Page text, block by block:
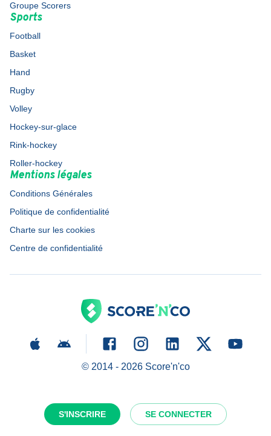
S'INSCRIRE SE CONNECTER
Groupe Scorers
Sports
Football
Basket
Hand
Rugby
Volley
Hockey-sur-glace
Rink-hockey
Roller-hockey
Mentions légales
Conditions Générales
Politique de confidentialité
Charte sur les cookies
Centre de confidentialité
© 2014 - 2026Score'n'co